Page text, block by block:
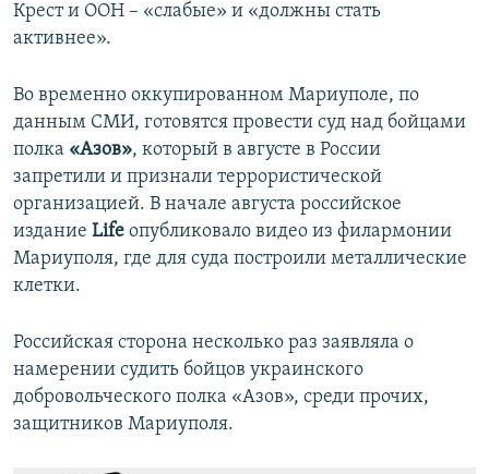
Крест и ООН – «слабые» и «должны стать
активнее».
Во временно оккупированном Мариуполе, по
данным СМИ, готовятся провести суд над бойцами
полка «Азов», который в августе в России
запретили и признали террористической
организацией. В начале августа российское
издание Life опубликовало видео из филармонии
Мариуполя, где для суда построили металлические
клетки.
Российская сторона несколько раз заявляла о
намерении судить бойцов украинского
добровольческого полка «Азов», среди прочих,
защитников Мариуполя.